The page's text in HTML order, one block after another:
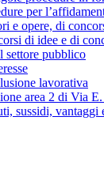
per
e opere, di
di idee e di
settore pubblico
lavorativa
area 2 di Via
sussidi, vantaggi